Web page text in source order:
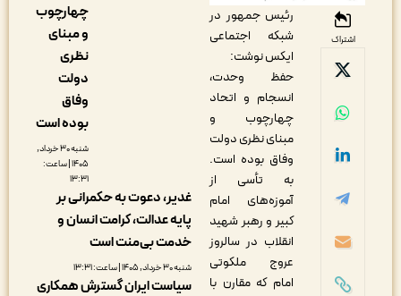
رئیس جمهور در
شبکه اجتماعی
ایکس نوشت:
حفظ وحدت،
انسجام و اتحاد
چهارچوب و
مبنای نظری دولت
وفاق بوده است.
به تأسی از
آموزه‌های امام
کبیر و رهبر شهید
انقلاب در سالروز
عروج ملکوتی
امام که مقارن با
چهارچوب
بوده است
شنبه ۳۰ خرداد,
۱۴۰۵ | ساعت:
غدیر، دعوت به حکمرانی بر
پایه عدالت، کرامت انسان و
خدمت بی‌منت است
شنبه ۳۰ خرداد, ۱۴۰۵ | ساعت: ۱۳:۳۱
سیاست ایران گسترش همکاری